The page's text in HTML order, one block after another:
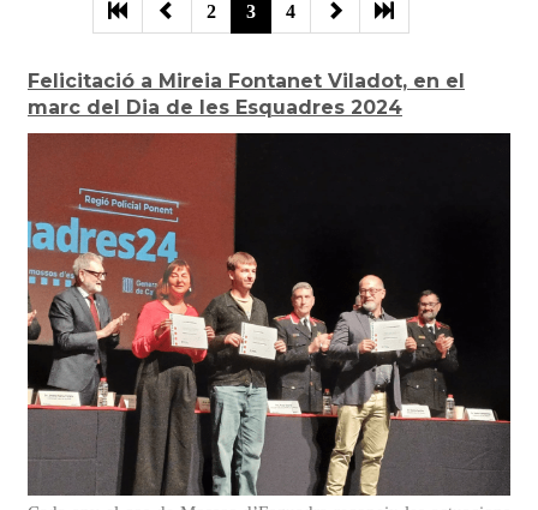
2 3 4
Felicitació a Mireia Fontanet Viladot, en el
marc del Dia de les Esquadres 2024